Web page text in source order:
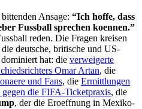
Ansage: “Ich hoffe, dass
Fussball sprechen koennen.”
reden. Die Fragen kreisen
deutsche, britische und US-
hat: die verweigerte
Omar Artan, die
und Fans, die Ermittlungen
die FIFA-Ticketpraxis, die
, der die Eroeffnung in Mexiko-